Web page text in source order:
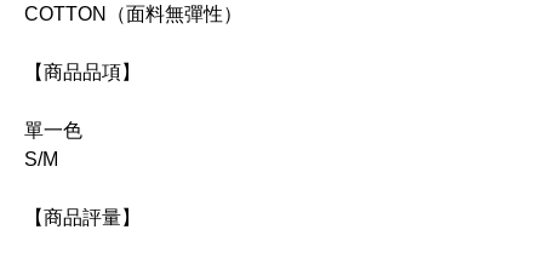
COTTON（面料無彈性）
【商品品項】
單一色
S/M
【商品評量】